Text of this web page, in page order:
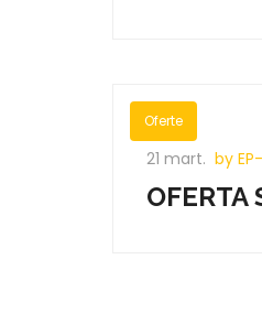
Oferte
21 mart. by